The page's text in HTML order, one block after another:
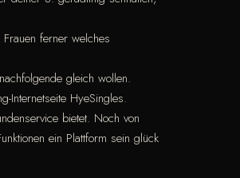
ferner welches
gleich wollen.
Internetseite HyeSingles.
bietet. Noch von
ein Plattform sein glück